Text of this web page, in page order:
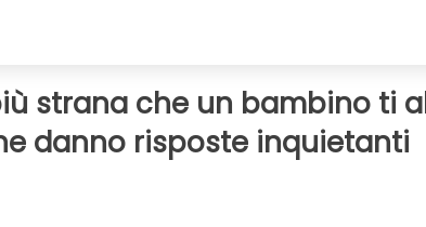
strana che un bambino ti
danno risposte inquietanti